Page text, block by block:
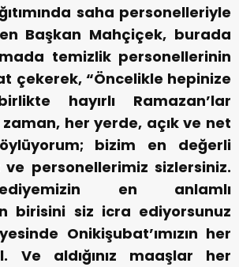
saha personelleriyle
Başkan Mahçiçek, burada
temizlik personellerinin
çekerek, “Öncelikle hepinize
hayırlı Ramazan’lar
her yerde, açık ve net
bizim en değerli
ve personellerimiz sizlersiniz.
en anlamlı
birisini siz icra ediyorsunuz
Onikişubat’ımızın her
Ve aldığınız maaşlar her